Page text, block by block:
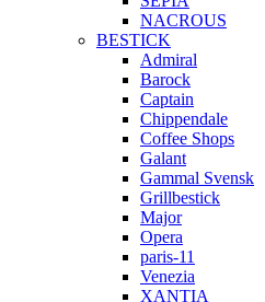
NACROUS
BESTICK
Admiral
Barock
Captain
Chippendale
Coffee Shops
Galant
Gammal Svensk
Grillbestick
Major
Opera
paris-11
Venezia
XANTIA